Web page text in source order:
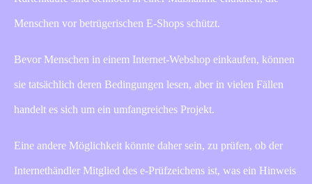
Menschen vor betrügerischen E-Shops schützt.
Bevor Menschen in einem Internet-Webshop einkaufen, können
sie tatsächlich deren Bedingungen lesen, aber in vielen Fällen
handelt es sich um ein umfangreiches Projekt.
Eine andere Möglichkeit könnte daher sein, zu prüfen, ob der
Internethändler Mitglied des e-Prüfzeichens ist, was ein Hinweis